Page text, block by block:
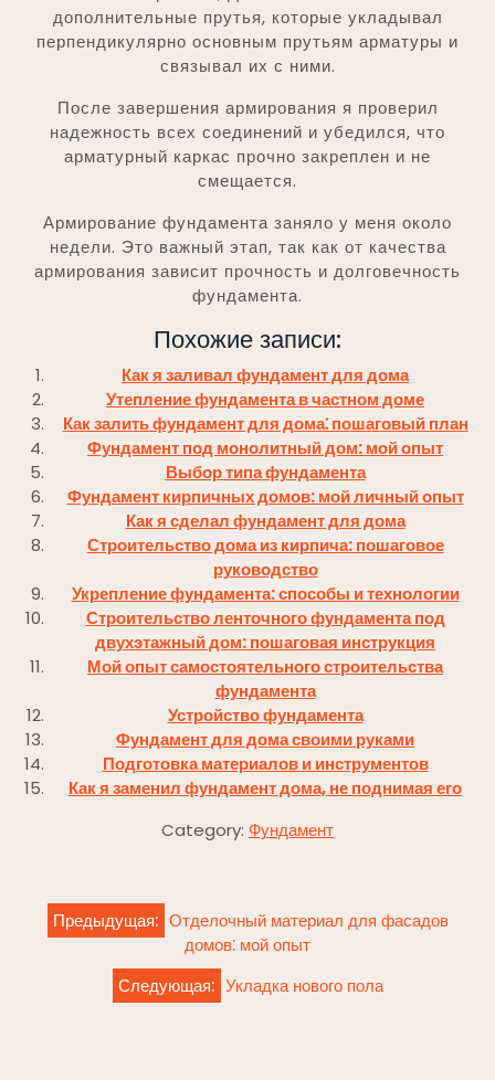
дополнительные прутья, которые укладывал
перпендикулярно основным прутьям арматуры и
связывал их с ними.
После завершения армирования я проверил
надежность всех соединений и убедился, что
арматурный каркас прочно закреплен и не
смещается.
Армирование фундамента заняло у меня около
недели. Это важный этап, так как от качества
армирования зависит прочность и долговечность
фундамента.
Похожие записи:
Как я заливал фундамент для дома
Утепление фундамента в частном доме
Как залить фундамент для дома⁚ пошаговый план
Фундамент под монолитный дом: мой опыт
Выбор типа фундамента
Фундамент кирпичных домов: мой личный опыт
Как я сделал фундамент для дома
Строительство дома из кирпича: пошаговое
руководство
Укрепление фундамента: способы и технологии
Строительство ленточного фундамента под
двухэтажный дом: пошаговая инструкция
Мой опыт самостоятельного строительства
фундамента
Устройство фундамента
Фундамент для дома своими руками
Подготовка материалов и инструментов
Как я заменил фундамент дома, не поднимая его
Category: Фундамент
Навигация
записям
Предыдущая: Отделочный материал для фасадов
домов⁚ мой опыт
Следующая: Укладка нового пола